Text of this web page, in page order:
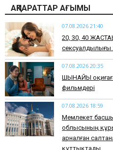
АҚПАРАТТАР АҒЫМЫ
07.08.2026 21:40
​20, 30, 40
сексуалдылығы
07.08.2026 20:35
​ШЫНАЙЫ
фильмдері
07.08.2026 18:59
Мемлекет
облысының
арналған
құттықтады